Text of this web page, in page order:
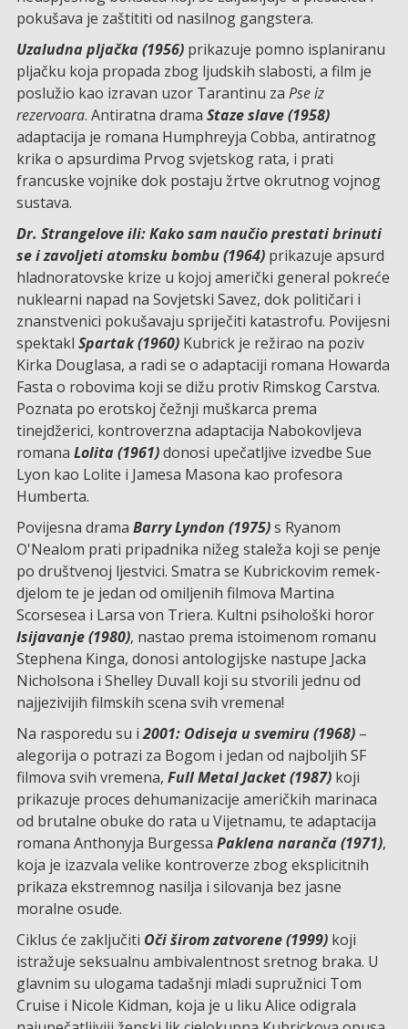
pokušava je zaštititi od nasilnog gangstera.
Uzaludna pljačka (1956) prikazuje pomno isplaniranu
pljačku koja propada zbog ljudskih slabosti, a film je
poslužio kao izravan uzor Tarantinu za Pse iz
rezervoara. Antiratna drama Staze slave (1958)
adaptacija je romana Humphreyja Cobba, antiratnog
krika o apsurdima Prvog svjetskog rata, i prati
francuske vojnike dok postaju žrtve okrutnog vojnog
sustava.
Dr. Strangelove ili: Kako sam naučio prestati brinuti
se i zavoljeti atomsku bombu (1964)prikazuje apsurd
hladnoratovske krize u kojoj američki general pokreće
nuklearni napad na Sovjetski Savez, dok političari i
znanstvenici pokušavaju spriječiti katastrofu. Povijesni
spektakl Spartak (1960) Kubrick je režirao na poziv
Kirka Douglasa, a radi se o adaptaciji romana Howarda
Fasta o robovima koji se dižu protiv Rimskog Carstva.
Poznata po erotskoj čežnji muškarca prema
tinejdžerici, kontroverzna adaptacija Nabokovljeva
romana Lolita (1961)donosi upečatljive izvedbe Sue
Lyon kao Lolite i Jamesa Masona kao profesora
Humberta.
Povijesna drama Barry Lyndon (1975)s Ryanom
O'Nealom prati pripadnika nižeg staleža koji se penje
po društvenoj ljestvici. Smatra se Kubrickovim remek-
djelom te je jedan od omiljenih filmova Martina
Scorsesea i Larsa von Triera. Kultni psihološki horor
Isijavanje (1980), nastao prema istoimenom romanu
Stephena Kinga, donosi antologijske nastupe Jacka
Nicholsona i Shelley Duvall koji su stvorili jednu od
najjezivijih filmskih scena svih vremena!
Na rasporedu su i2001: Odiseja u svemiru (1968)–
alegorija o potrazi za Bogom i jedan od najboljih SF
filmova svih vremena, Full Metal Jacket (1987)koji
prikazuje proces dehumanizacije američkih marinaca
od brutalne obuke do rata u Vijetnamu, te adaptacija
romana Anthonyja Burgessa Paklena naranča (1971),
koja je izazvala velike kontroverze zbog eksplicitnih
prikaza ekstremnog nasilja i silovanja bez jasne
moralne osude.
Ciklus će zaključiti Oči širom zatvorene (1999)koji
istražuje seksualnu ambivalentnost sretnog braka. U
glavnim su ulogama tadašnji mladi supružnici Tom
Cruise i Nicole Kidman, koja je u liku Alice odigrala